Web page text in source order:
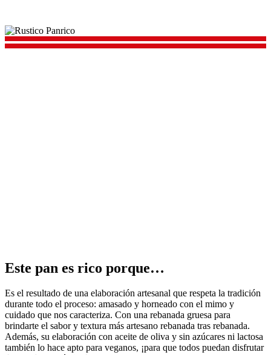
Este pan es rico porque…
Es el resultado de una elaboración artesanal que respeta la tradición
durante todo el proceso: amasado y horneado con el mimo y
cuidado que nos caracteriza. Con una rebanada gruesa para
brindarte el sabor y textura más artesano rebanada tras rebanada.
Además, su elaboración con aceite de oliva y sin azúcares ni lactosa
también lo hace apto para veganos, ¡para que todos puedan disfrutar